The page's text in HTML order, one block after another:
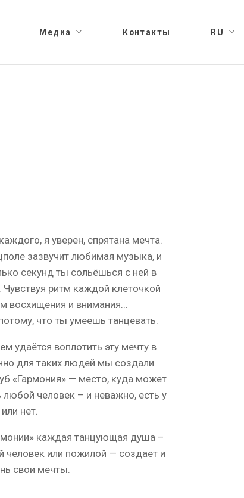
Медиа Контакты RU
я уверен, спрятана мечта.
зазвучит любимая музыка, и
секунд ты сольёшься с ней в
ритм каждой клеточкой
восхищения и внимания…
что ты умеешь танцевать.
удаётся воплотить эту мечту в
для таких людей мы создали
«Гармония» — место, куда может
любой человек – и неважно, есть у
нет.
каждая танцующая душа –
человек или пожилой — создает и
свои мечты.